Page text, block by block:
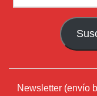
de
Newsletter (envío